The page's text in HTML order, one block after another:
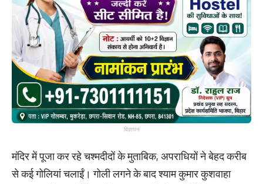
विज्ञापन
मंदिर में पूजा कर रहे चश्मदीदों के मुताबिक, अपराधियों ने बेहद करीब
से कई गोलियां चलाईं। गोली लगने के बाद श्याम कुमार कुशवाहा